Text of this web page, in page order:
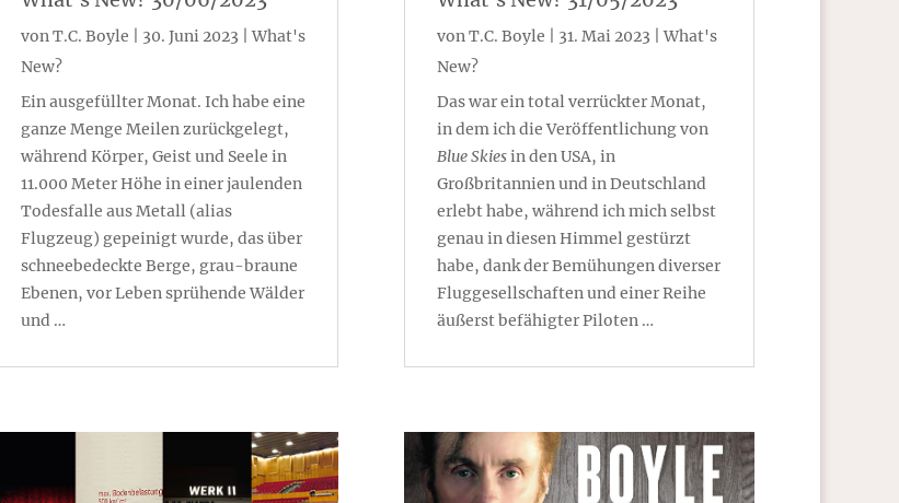
vonT.C. Boyle 30. Juni 2023 |What's
New?
Ein ausgefüllter Monat. Ich habe eine
ganze Menge Meilen zurückgelegt,
während Körper, Geist und Seele in
11.000 Meter Höhe in einer jaulenden
Todesfalle aus Metall (alias
Flugzeug) gepeinigt wurde, das über
schneebedeckte Berge, grau-braune
Ebenen, vor Leben sprühende Wälder
und …
vonT.C. Boyle 31. Mai 2023 |What's
New?
Das war ein total verrückter Monat,
in dem ich die Veröffentlichung von
Blue Skiesin den USA, in
Großbritannien und in Deutschland
erlebt habe, während ich mich selbst
genau in diesen Himmel gestürzt
habe, dank der Bemühungen diverser
Fluggesellschaften und einer Reihe
äußerst befähigter Piloten …